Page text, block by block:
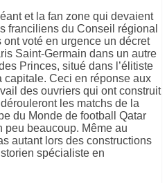
et la fan zone qui devaient
franciliens du Conseil régional
voté en urgence un décret
Saint-Germain dans un autre
Princes, situé dans l’élitiste
capitale. Ceci en réponse aux
des ouvriers qui ont construit
les matchs de la
du Monde de football Qatar
peu beaucoup. Même au
autant lors des constructions
spécialiste en